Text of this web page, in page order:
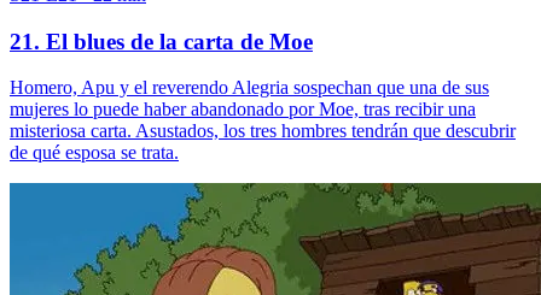
21. El blues de la carta de Moe
Homero, Apu y el reverendo Alegria sospechan que una de sus
mujeres lo puede haber abandonado por Moe, tras recibir una
misteriosa carta. Asustados, los tres hombres tendrán que descubrir
de qué esposa se trata.